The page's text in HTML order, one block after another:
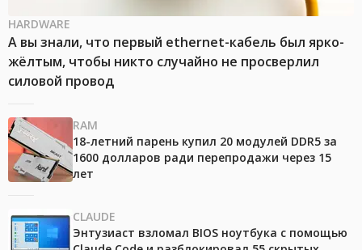
HARDWARE
А вы знали, что первый ethernet-кабель был ярко-
жёлтым, чтобы никто случайно не просверлил
силовой провод
RAM
18-летний парень купил 20 модулей DDR5 за
1600 долларов ради перепродажи через 15
лет
CLAUDE
Энтузиаст взломал BIOS ноутбука с помощью